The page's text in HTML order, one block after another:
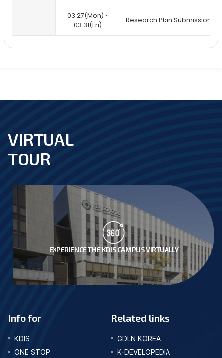
03.27(Mon) ~
03.31(Fri)
Research Plan Submission
footer
VIRTUAL
TOUR
EXPERIENCE THE KDIS CAMPUS VIRTUALLY
Info for
KDIS
ONE STOP
Related links
GDLN KOREA
K-DEVELOPEDIA